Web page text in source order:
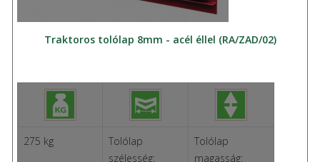
Traktoros tolólap 8mm - acél éllel (RA/ZAD/02)
275 kg
Tolólap
szélesség:
Tolólap
magasság: